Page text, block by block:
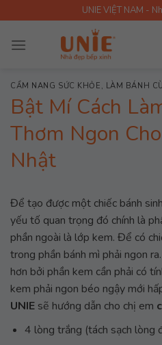
to
content
UNIE VIỆT NAM -
CẨM NANG SỨC KHỎE , LÀM BÁNH
Bật Mí Cách
Thơm Ngon
Nhật
Để tạo được một chiếc bánh
yếu tố quan trọng đó chính là
phần ngoài là lớp kem. Để có
trong phần bánh mì phải ngon
hơn bởi phần kem cần phải có
kem phải ngon béo ngậy mới
UNIE sẽ hướng dẫn cho chị em
4 lòng trắng (tách sạch lòng